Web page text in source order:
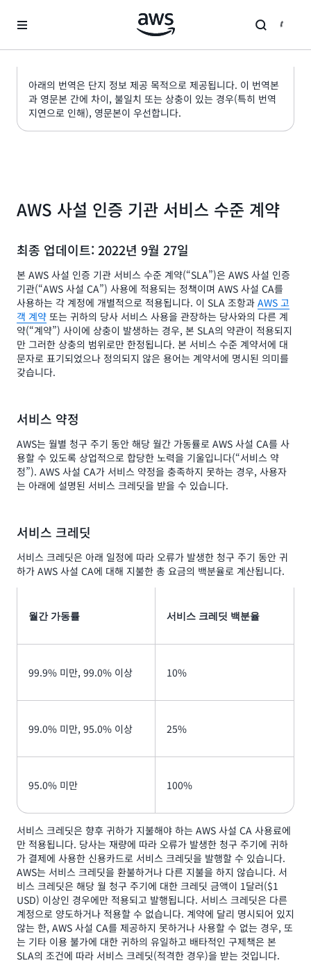
아래의 번역은 단지 정보 제공 목적으로 제공됩니다. 이 번역본
과 영문본 간에 차이, 불일치 또는 상충이 있는 경우(특히 번역
지연으로 인해), 영문본이 우선합니다.
AWS 사설 인증 기관 서비스 수준 계약
최종 업데이트: 2022년 9월 27일
본 AWS 사설 인증 기관 서비스 수준 계약(“SLA”)은 AWS 사설 인증
기관(“AWS 사설 CA”) 사용에 적용되는 정책이며 AWS 사설 CA를
사용하는 각 계정에 개별적으로 적용됩니다. 이 SLA 조항과 AWS 고
객 계약 또는 귀하의 당사 서비스 사용을 관장하는 당사와의 다른 계
약(“계약”) 사이에 상충이 발생하는 경우, 본 SLA의 약관이 적용되지
만 그러한 상충의 범위로만 한정됩니다. 본 서비스 수준 계약서에 대
문자로 표기되었으나 정의되지 않은 용어는 계약서에 명시된 의미를
갖습니다.
서비스 약정
AWS는 월별 청구 주기 동안 해당 월간 가동률로 AWS 사설 CA를 사
용할 수 있도록 상업적으로 합당한 노력을 기울입니다(“서비스 약
정”). AWS 사설 CA가 서비스 약정을 충족하지 못하는 경우, 사용자
는 아래에 설명된 서비스 크레딧을 받을 수 있습니다.
서비스 크레딧
서비스 크레딧은 아래 일정에 따라 오류가 발생한 청구 주기 동안 귀
하가 AWS 사설 CA에 대해 지불한 총 요금의 백분율로 계산됩니다.
월간 가동률 서비스 크레딧 백분율
99.9% 미만, 99.0% 이상 10%
99.0% 미만, 95.0% 이상 25%
95.0% 미만 100%
서비스 크레딧은 향후 귀하가 지불해야 하는 AWS 사설 CA 사용료에
만 적용됩니다. 당사는 재량에 따라 오류가 발생한 청구 주기에 귀하
가 결제에 사용한 신용카드로 서비스 크레딧을 발행할 수 있습니다.
AWS는 서비스 크레딧을 환불하거나 다른 지불을 하지 않습니다. 서
비스 크레딧은 해당 월 청구 주기에 대한 크레딧 금액이 1달러($1
USD) 이상인 경우에만 적용되고 발행됩니다. 서비스 크레딧은 다른
계정으로 양도하거나 적용할 수 없습니다. 계약에 달리 명시되어 있지
않는 한, AWS 사설 CA를 제공하지 못하거나 사용할 수 없는 경우, 또
는 기타 이용 불가에 대한 귀하의 유일하고 배타적인 구제책은 본
SLA의 조건에 따라 서비스 크레딧(적격한 경우)을 받는 것입니다.